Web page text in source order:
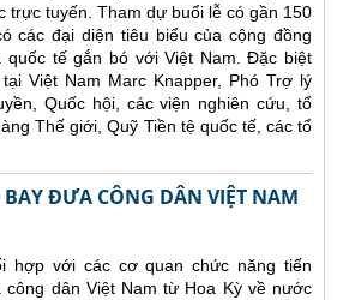
tuyến. Tham dự buổi lễ có gần 150
các đại diện tiêu biểu của cộng đồng
tế gắn bó với Việt Nam. Đặc biệt
Việt Nam Marc Knapper, Phó Trợ lý
Quốc hội, các viện nghiên cứu, tổ
Thế giới, Quỹ Tiền tệ quốc tế, các tổ
BAY ĐƯA CÔNG DÂN VIỆT NAM
hợp với các cơ quan chức năng tiến
dân Việt Nam từ Hoa Kỳ về nước